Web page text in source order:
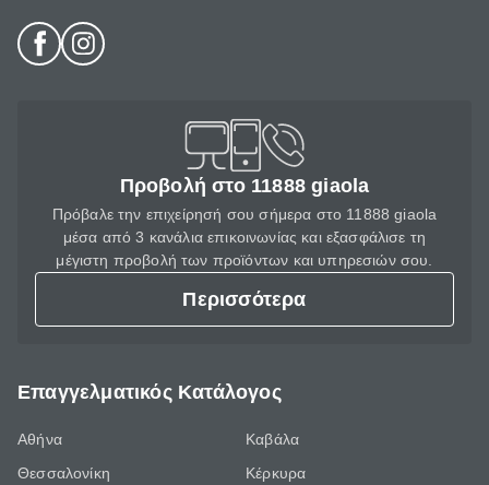
Προβολή στο 11888 giaola
Πρόβαλε την επιχείρησή σου σήμερα στο 11888 giaola
μέσα από 3 κανάλια επικοινωνίας και εξασφάλισε τη
μέγιστη προβολή των προϊόντων και υπηρεσιών σου.
Περισσότερα
Επαγγελματικός Κατάλογος
Αθήνα
Θεσσαλονίκη
Καβάλα
Κέρκυρα